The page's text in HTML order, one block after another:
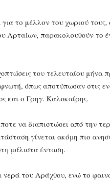
το μέλλον του χωριού
Αρταίων, παρακολουθούν το
του τελευταίου μήνα
όπως αποτύπωσαν στις
και ο Γρηγ. Καλοκαίρης.
να διαπιστώσει από την
γίνεται ακόμη πιο
μάλιστα ένταση.
νερά του Αράχθου, ενώ το